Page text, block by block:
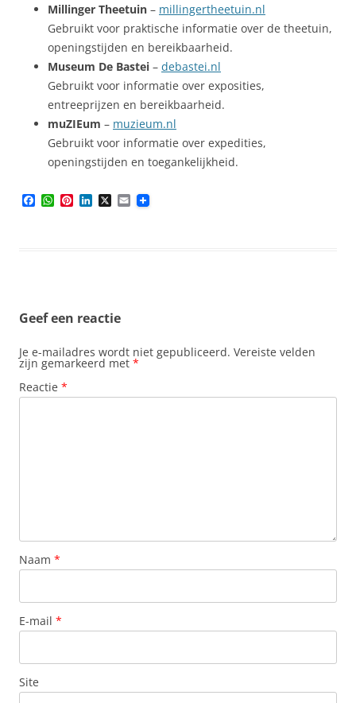
Millinger Theetuin – millingertheetuin.nl
Gebruikt voor praktische informatie over de theetuin,
openingstijden en bereikbaarheid.
Museum De Bastei – debastei.nl
Gebruikt voor informatie over exposities,
entreeprijzen en bereikbaarheid.
muZIEum – muzieum.nl
Gebruikt voor informatie over expedities,
openingstijden en toegankelijkheid.
W P X E
m
Geef een reactie
Je e-mailadres wordt niet gepubliceerd. Vereiste velden
zijn gemarkeerd met *
Reactie *
Naam *
E-mail *
Site